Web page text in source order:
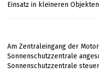
Einsatz in kleineren
Am Zentraleingang der
Sonnenschutzzentrale
Sonnenschutzzentrale